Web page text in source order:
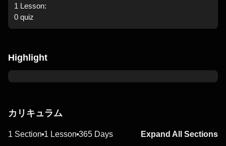
Highlight
カリキュラム
1 Section 1 Lesson 365 Days Expand All Sections
1 Lesson:
0 quiz